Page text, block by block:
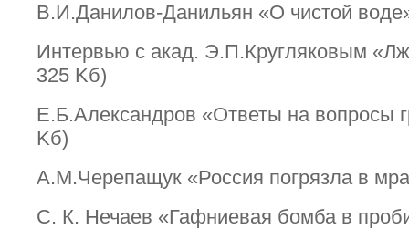
В.И.Данилов-Данильян «О чистой
Интервью с акад. Э.П.Кругляковым
325 Kб)
Е.Б.Александров «Ответы на вопросы
Kб)
А.М.Черепащук «Россия погрязла в
С. К. Нечаев «Гафниевая бомба в